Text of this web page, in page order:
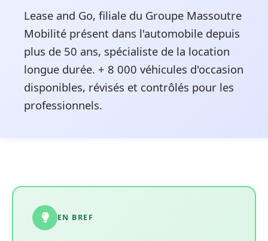
Lease and Go, filiale du Groupe Massoutre
Mobilité présent dans l'automobile depuis
plus de 50 ans, spécialiste de la location
longue durée. + 8 000 véhicules d'occasion
disponibles, révisés et contrôlés pour les
professionnels.
EN BREF